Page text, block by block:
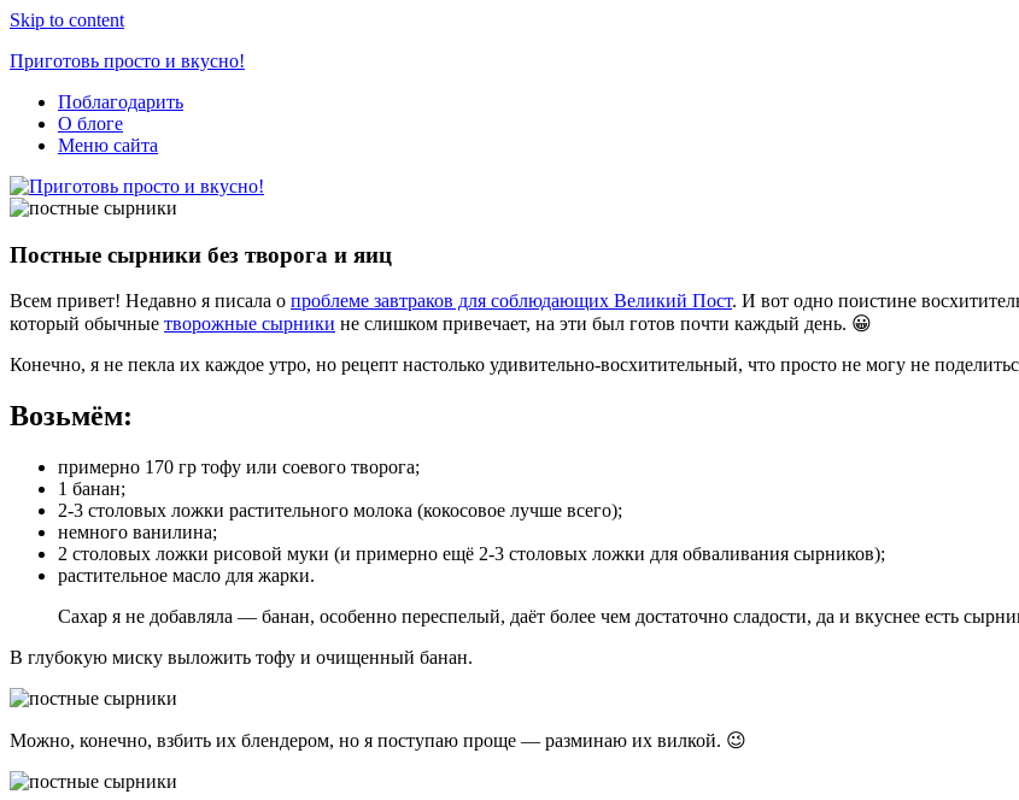
Skip to content
Приготовь просто и вкусно!
Простые
рецепты
каждый
день
Поблагодарить
О блоге
Меню сайта
Постные сырники без творога и яиц
Всем привет! Недавно я писала о проблеме завтраков для соблюдающих Великий Пост. И вот одно поистине
который обычные творожные сырники не слишком привечает, на эти был готов почти каждый день. 😀
Конечно, я не пекла их каждое утро, но рецепт настолько удивительно-восхитительный, что просто не могу не
Возьмём:
примерно 170 гр тофу или соевого творога;
1 банан;
2-3 столовых ложки растительного молока (кокосовое лучше всего);
немного ванилина;
2 столовых ложки рисовой муки (и примерно ещё 2-3 столовых ложки для обваливания сырников);
растительное масло для жарки.
Сахар я не добавляла — банан, особенно переспелый, даёт более чем достаточно сладости, да и вкуснее есть
В глубокую миску выложить тофу и очищенный банан.
Можно, конечно, взбить их блендером, но я поступаю проще — разминаю их вилкой. 😉